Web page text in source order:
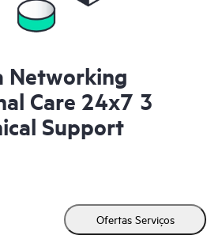
Networking
Care 24x7 3
Support
Ofertas Serviços